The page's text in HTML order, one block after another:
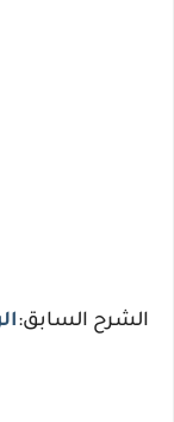
الشرح السابق: